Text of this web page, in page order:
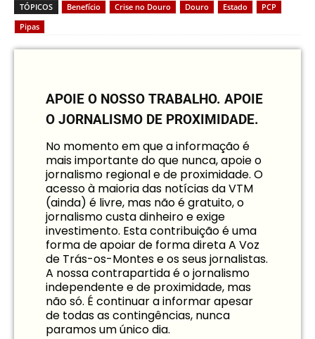
TÓPICOS Benefício Crise no Douro Douro Estado
PCP
Pipas
APOIE O NOSSO TRABALHO. APOIE
O JORNALISMO DE PROXIMIDADE.
No momento em que a informação é
mais importante do que nunca, apoie o
jornalismo regional e de proximidade. O
acesso à maioria das notícias da VTM
(ainda) é livre, mas não é gratuito, o
jornalismo custa dinheiro e exige
investimento. Esta contribuição é uma
forma de apoiar de forma direta A Voz
de Trás-os-Montes e os seus jornalistas.
A nossa contrapartida é o jornalismo
independente e de proximidade, mas
não só. É continuar a informar apesar
de todas as contingências, nunca
paramos um único dia.